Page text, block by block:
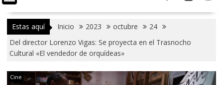
Estas aquí Inicio 2023 octubre
24
Del director Lorenzo Vigas: Se proyecta en el Trasnocho
Cultural «El vendedor de orquídeas»
Cine